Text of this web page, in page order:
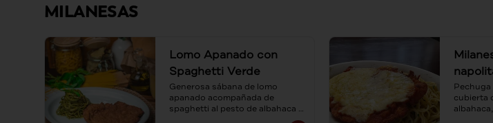
MILANESAS
Lomo Apanado con
Spaghetti Verde
Generosa sábana de lomo
apanado acompañada de
spaghetti al pesto de albahaca y
Pechuga
cubierta